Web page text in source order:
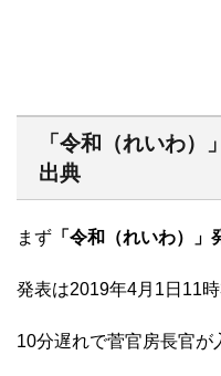
「令和（れいわ）
出典
まず 「令和（れいわ）
発表は2019年4月1日11
10分遅れで菅官房長官が